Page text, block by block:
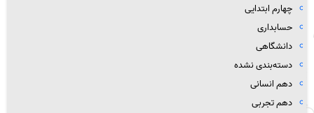
چهارم ابتدایی
حسابداری
دانشگاهی
دسته‌بندی نشده
دهم انسانی
دهم تجربی